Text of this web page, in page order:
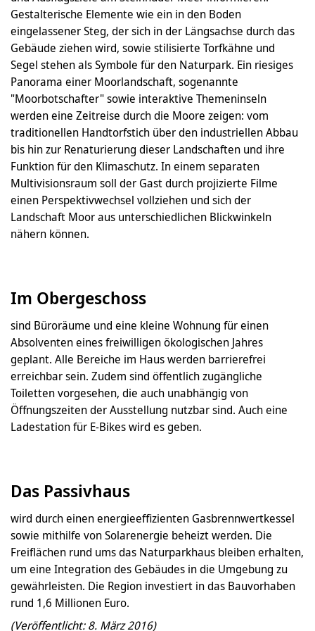
Gestalterische Elemente wie ein in den Boden
eingelassener Steg, der sich in der Längsachse durch das
Gebäude ziehen wird, sowie stilisierte Torfkähne und
Segel stehen als Symbole für den Naturpark. Ein riesiges
Panorama einer Moorlandschaft, sogenannte
"Moorbotschafter" sowie interaktive Themeninseln
werden eine Zeitreise durch die Moore zeigen: vom
traditionellen Handtorfstich über den industriellen Abbau
bis hin zur Renaturierung dieser Landschaften und ihre
Funktion für den Klimaschutz. In einem separaten
Multivisionsraum soll der Gast durch projizierte Filme
einen Perspektivwechsel vollziehen und sich der
Landschaft Moor aus unterschiedlichen Blickwinkeln
nähern können.
Im Obergeschoss
sind Büroräume und eine kleine Wohnung für einen
Absolventen eines freiwilligen ökologischen Jahres
geplant. Alle Bereiche im Haus werden barrierefrei
erreichbar sein. Zudem sind öffentlich zugängliche
Toiletten vorgesehen, die auch unabhängig von
Öffnungszeiten der Ausstellung nutzbar sind. Auch eine
Ladestation für E-Bikes wird es geben.
Das Passivhaus
wird durch einen energieeffizienten Gasbrennwertkessel
sowie mithilfe von Solarenergie beheizt werden. Die
Freiflächen rund ums das Naturparkhaus bleiben erhalten,
um eine Integration des Gebäudes in die Umgebung zu
gewährleisten. Die Region investiert in das Bauvorhaben
rund 1,6 Millionen Euro.
(Veröffentlicht: 8. März 2016)